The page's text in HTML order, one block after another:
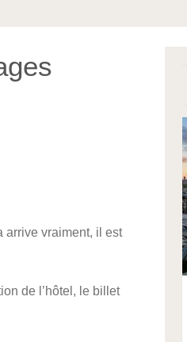
arrive vraiment, il est
de l’hôtel, le billet